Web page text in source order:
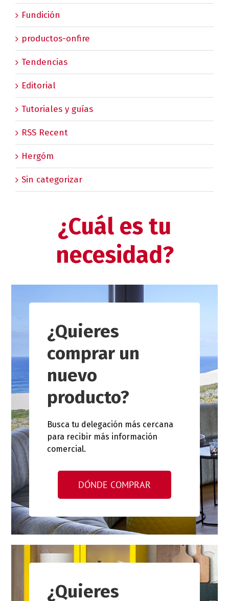
Fundición
productos-onfire
Tendencias
Editorial
Tutoriales y guías
RSS Recent
Hergóm
Sin categorizar
¿Cuál es tu
necesidad?
¿Quieres
comprar un
nuevo
producto?
Busca tu delegación más cercana
para recibir más información
comercial.
DÓNDE COMPRAR
¿Quieres